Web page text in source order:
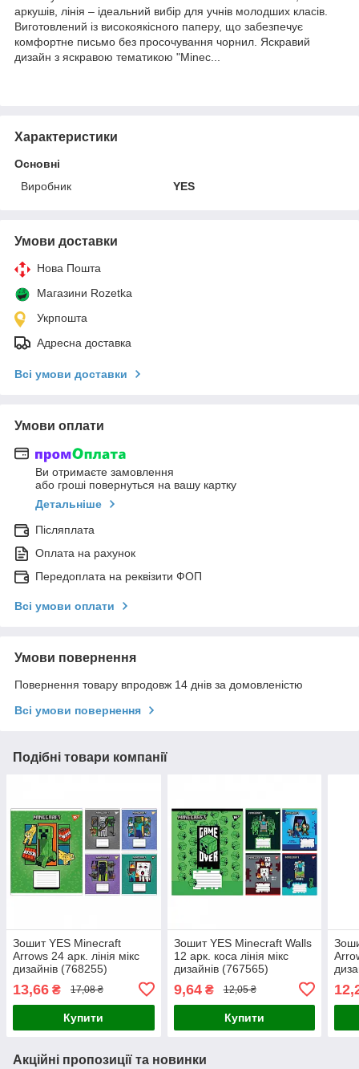
аркушів, лінія – ідеальний вибір для учнів молодших класів.
Виготовлений із високоякісного паперу, що забезпечує
комфортне письмо без просочування чорнил. Яскравий
дизайн з яскравою тематикою "Minec...
Характеристики
Основні
Виробник
YES
Умови доставки
Нова Пошта
Магазини Rozetka
Укрпошта
Адресна доставка
Всі умови доставки
Умови оплати
Ви отримаєте замовлення
або гроші повернуться на вашу картку
Детальніше
Післяплата
Оплата на рахунок
Передоплата на реквізити ФОП
Всі умови оплати
Умови повернення
Повернення товару впродовж 14 днів за домовленістю
Всі умови повернення
Подібні товари компанії
Зошит YES Minecraft
Arrows 24 арк. лінія мікс
дизайнів (768255)
13,66 ₴ 17,08 ₴
Купити
Зошит YES Minecraft Walls
12 арк. коса лінія мікс
дизайнів (767565)
9,64₴ 12,05 ₴
Купити
Акційні пропозиції та новинки